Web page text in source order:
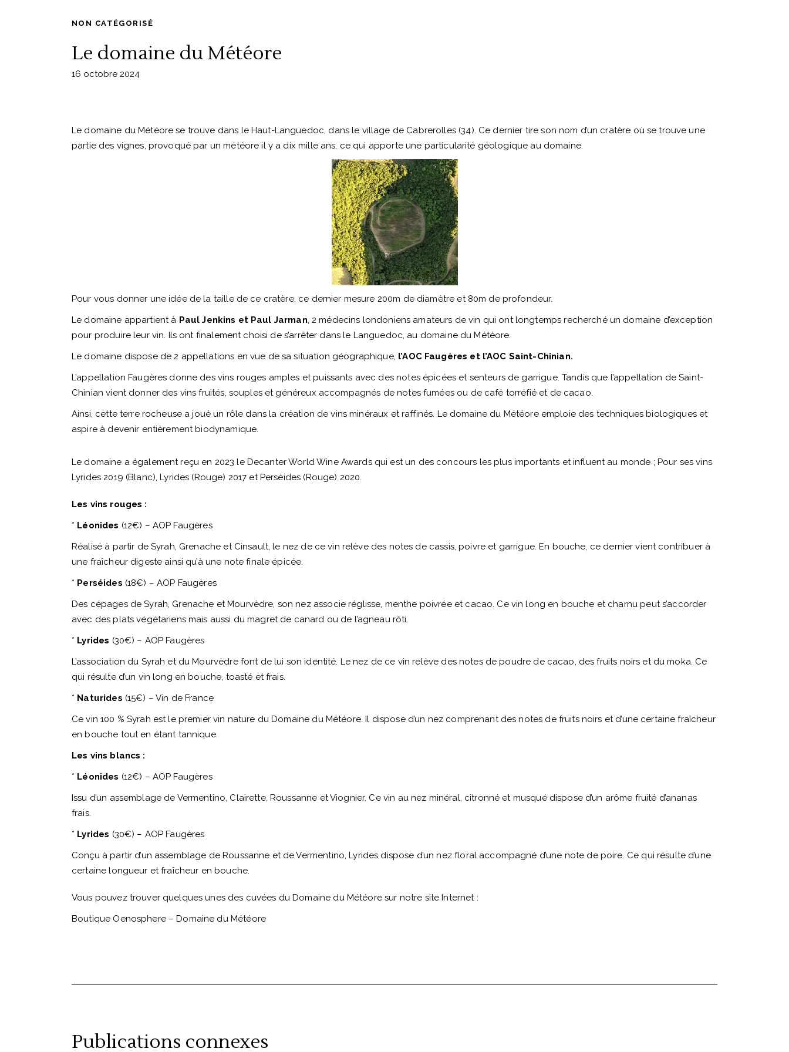
NON CATÉGORISÉ
Le domaine du Météore
16 octobre 2024
Le domaine du Météore se trouve dans le Haut-Languedoc, dans le village de Cabrerolles (34). Ce dernier tire son nom d’un cratère où se trouve une
partie des vignes, provoqué par un météore il y a dix mille ans, ce qui apporte une particularité géologique au domaine.
Pour vous donner une idée de la taille de ce cratère, ce dernier mesure 200m de diamètre et 80m de profondeur.
Le domaine appartient à Paul Jenkins et Paul Jarman, 2 médecins londoniens amateurs de vin qui ont longtemps recherché un domaine d’exception
pour produire leur vin. Ils ont finalement choisi de s’arrêter dans le Languedoc, au domaine du Météore.
Le domaine dispose de 2 appellations en vue de sa situation géographique, l’AOC Faugères et l’AOC Saint-Chinian.
L’appellation Faugères donne des vins rouges amples et puissants avec des notes épicées et senteurs de garrigue. Tandis que l’appellation de Saint-
Chinian vient donner des vins fruités, souples et généreux accompagnés de notes fumées ou de café torréfié et de cacao.
Ainsi, cette terre rocheuse a joué un rôle dans la création de vins minéraux et raffinés. Le domaine du Météore emploie des techniques biologiques et
aspire à devenir entièrement biodynamique.
Le domaine a également reçu en 2023 le Decanter World Wine Awards qui est un des concours les plus importants et influent au monde ; Pour ses vins
Lyrides 2019 (Blanc), Lyrides (Rouge) 2017 et Perséides (Rouge) 2020.
Les vins rouges :
* Léonides (12€) – AOP Faugères
Réalisé à partir de Syrah, Grenache et Cinsault, le nez de ce vin relève des notes de cassis, poivre et garrigue. En bouche, ce dernier vient contribuer à
une fraîcheur digeste ainsi qu’à une note finale épicée.
* Perséides (18€) – AOP Faugères
Des cépages de Syrah, Grenache et Mourvèdre, son nez associe réglisse, menthe poivrée et cacao. Ce vin long en bouche et charnu peut s’accorder
avec des plats végétariens mais aussi du magret de canard ou de l’agneau rôti.
* Lyrides (30€) – AOP Faugères
L’association du Syrah et du Mourvèdre font de lui son identité. Le nez de ce vin relève des notes de poudre de cacao, des fruits noirs et du moka. Ce
qui résulte d’un vin long en bouche, toasté et frais.
* Naturides (15€) – Vin de France
Ce vin 100 % Syrah est le premier vin nature du Domaine du Météore. Il dispose d’un nez comprenant des notes de fruits noirs et d’une certaine fraîcheur
en bouche tout en étant tannique.
Les vins blancs :
* Léonides (12€) – AOP Faugères
Issu d’un assemblage de Vermentino, Clairette, Roussanne et Viognier. Ce vin au nez minéral, citronné et musqué dispose d’un arôme fruité d’ananas
frais.
* Lyrides (30€) – AOP Faugères
Conçu à partir d’un assemblage de Roussanne et de Vermentino, Lyrides dispose d’un nez floral accompagné d’une note de poire. Ce qui résulte d’une
certaine longueur et fraîcheur en bouche.
Vous pouvez trouver quelques unes des cuvées du Domaine du Météore sur notre site Internet :
Boutique Oenosphere – Domaine du Météore
Publications connexes